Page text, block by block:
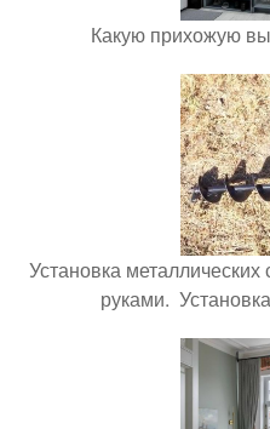
Какую прихожую
Установка
руками.